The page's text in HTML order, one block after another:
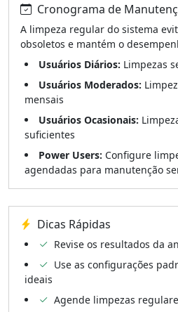
Cronograma de
A limpeza regular do sistema
obsoletos e mantém o
Usuários Diários: Limpezas
Usuários Moderados:
mensais
Usuários Ocasionais:
suficientes
Power Users: Configure
agendadas para manutenção
Dicas Rápidas
Revise os resultados da
Use as configurações
ideais
Agende limpezas